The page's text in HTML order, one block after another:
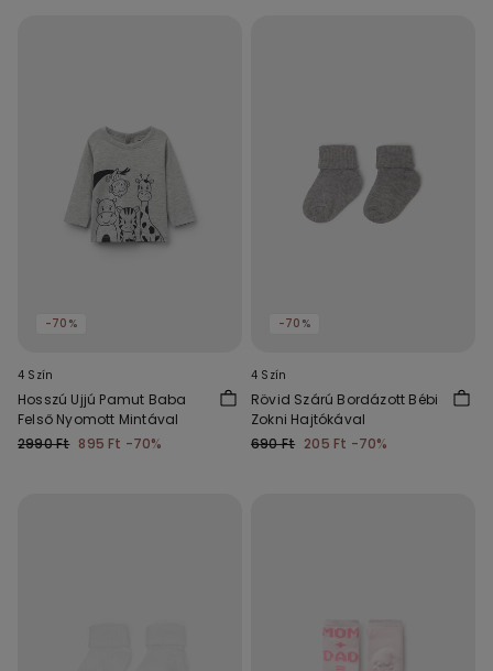
-70%
4 Szín
Hosszú Ujjú Pamut Baba
Felső Nyomott Mintával
2990 Ft 895 Ft -70%
-70%
4 Szín
Rövid Szárú Bordázott Bébi
Zokni Hajtókával
690 Ft 205 Ft -70%